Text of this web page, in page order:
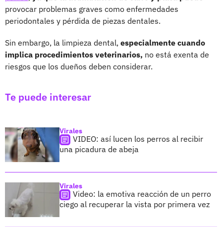
provocar problemas graves como enfermedades
periodontales y pérdida de piezas dentales.
Sin embargo, la limpieza dental, especialmente cuando
implica procedimientos veterinarios, no está exenta de
riesgos que los dueños deben considerar.
Te puede interesar
Virales
VIDEO: así lucen los perros al recibir
una picadura de abeja
Virales
Video: la emotiva reacción de un perro
ciego al recuperar la vista por primera vez